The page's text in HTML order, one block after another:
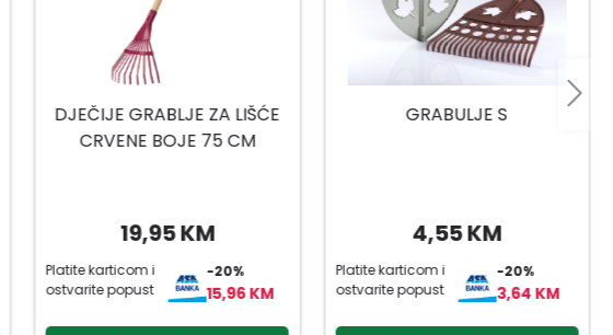
GRABULJE S
4,55 KM
Platite karticom i
ostvarite popust
-20%
3,64 KM
MAGNUM GRABULJE 12 ZUBA
9,50 KM
Platite karticom i
ostvarite popust
-20%
7,60 KM